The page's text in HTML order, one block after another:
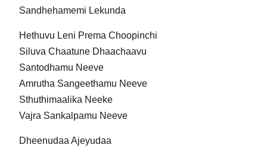
Sandhehamemi Lekunda
Hethuvu Leni Prema Choopinchi
Siluva Chaatune Dhaachaavu
Santodhamu Neeve
Amrutha Sangeethamu Neeve
Sthuthimaalika Neeke
Vajra Sankalpamu Neeve
Dheenudaa Ajeyudaa